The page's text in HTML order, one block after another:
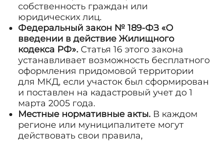
собственность граждан или
юридических лиц.
Федеральный закон № 189-ФЗ «О
введении в действие Жилищного
кодекса РФ». Статья 16 этого закона
устанавливает возможность бесплатного
оформления придомовой территории
для МКД, если участок был сформирован
и поставлен на кадастровый учет до 1
марта 2005 года.
Местные нормативные акты. В каждом
регионе или муниципалитете могут
действовать свои правила,